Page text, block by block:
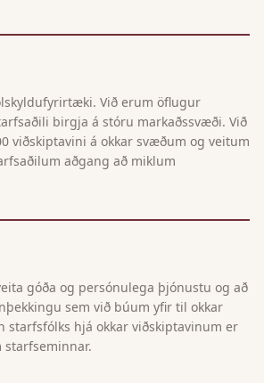
Við erum öflugur
birgja á stóru markaðssvæði. Við
viðskiptavini á okkar svæðum og veitum
aðgang að miklum
góða og persónulega þjónustu og að
sem við búum yfir til okkar
starfsfólks hjá okkar viðskiptavinum er